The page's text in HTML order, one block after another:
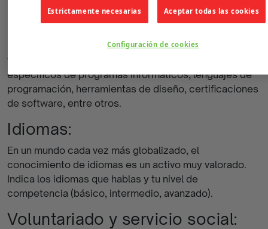
Habilidades técnicas:
habilidades técnicas pueden ser un aspecto crucial de
tu currículum. Estas pueden incluir conocimientos
específicos de programas informáticos, lenguajes de
programación, herramientas de diseño, certificaciones
de software, entre otros.
Idiomas:
En un mundo cada vez más globalizado, el
conocimiento de idiomas es un activo muy valorado.
Indica los idiomas que hablas y tu nivel de
competencia (básico, intermedio, avanzado).
Voluntariado y servicio social:
Estrictamente necesarias Aceptar todas las cookies
Configuración de cookies